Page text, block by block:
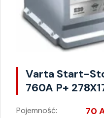
Varta Start-
760A P+
Pojemność: 70